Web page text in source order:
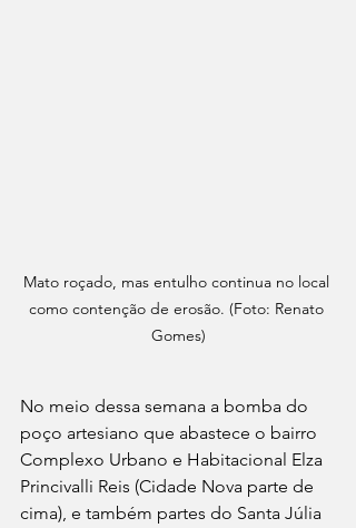
Mato roçado, mas entulho continua no local
como contenção de erosão. (Foto: Renato
Gomes)
No meio dessa semana a bomba do
poço artesiano que abastece o bairro
Complexo Urbano e Habitacional Elza
Princivalli Reis (Cidade Nova parte de
cima), e também partes do Santa Júlia